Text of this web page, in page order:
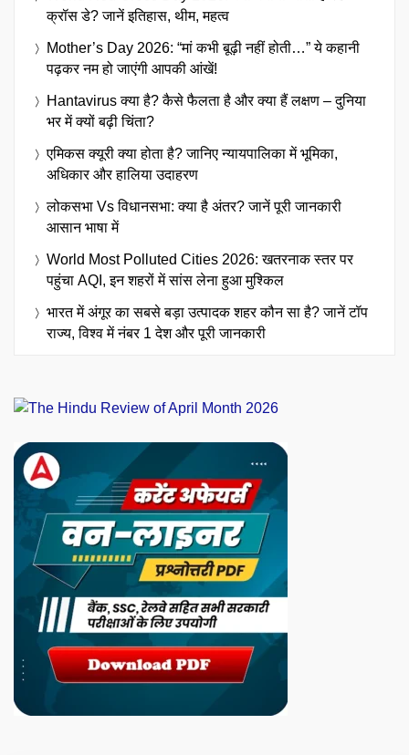
क्रॉस डे? जानें इतिहास, थीम, महत्व
Mother’s Day 2026: “मां कभी बूढ़ी नहीं होती…” ये कहानी
पढ़कर नम हो जाएंगी आपकी आंखें!
Hantavirus क्या है? कैसे फैलता है और क्या हैं लक्षण – दुनिया
भर में क्यों बढ़ी चिंता?
एमिकस क्यूरी क्या होता है? जानिए न्यायपालिका में भूमिका,
अधिकार और हालिया उदाहरण
लोकसभा Vs विधानसभा: क्या है अंतर? जानें पूरी जानकारी
आसान भाषा में
World Most Polluted Cities 2026: खतरनाक स्तर पर
पहुंचा AQI, इन शहरों में सांस लेना हुआ मुश्किल
भारत में अंगूर का सबसे बड़ा उत्पादक शहर कौन सा है? जानें टॉप
राज्य, विश्व में नंबर 1 देश और पूरी जानकारी